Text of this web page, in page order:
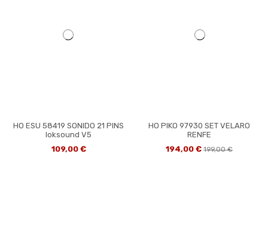
HO ESU 58419 SONIDO 21 PINS
loksound V5
109,00 €
HO PIKO 97930 SET VELARO
RENFE
194,00 €199,00 €